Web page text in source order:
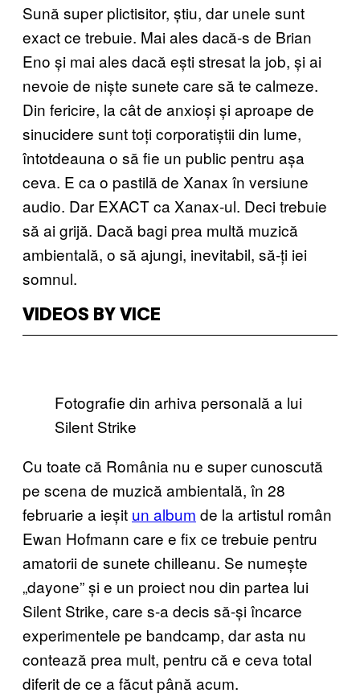
Sună super plictisitor, știu, dar unele sunt
exact ce trebuie. Mai ales dacă-s de Brian
Eno și mai ales dacă ești stresat la job, și ai
nevoie de niște sunete care să te calmeze.
Din fericire, la cât de anxioși și aproape de
sinucidere sunt toți corporatiștii din lume,
întotdeauna o să fie un public pentru așa
ceva. E ca o pastilă de Xanax în versiune
audio. Dar EXACT ca Xanax-ul. Deci trebuie
să ai grijă. Dacă bagi prea multă muzică
ambientală, o să ajungi, inevitabil, să-ți iei
somnul.
VIDEOS BY VICE
Fotografie din arhiva personală a lui
Silent Strike
Cu toate că România nu e super cunoscută
pe scena de muzică ambientală, în 28
februarie a ieșit un album de la artistul român
Ewan Hofmann care e fix ce trebuie pentru
amatorii de sunete chilleanu. Se numește
„dayone” și e un proiect nou din partea lui
Silent Strike, care s-a decis să-și încarce
experimentele pe bandcamp, dar asta nu
contează prea mult, pentru că e ceva total
diferit de ce a făcut până acum.